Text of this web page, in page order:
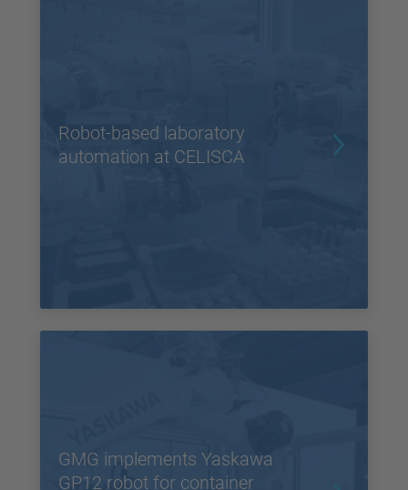
Robot-based laboratory
automation at CELISCA
GMG implements Yaskawa
GP12 robot for container